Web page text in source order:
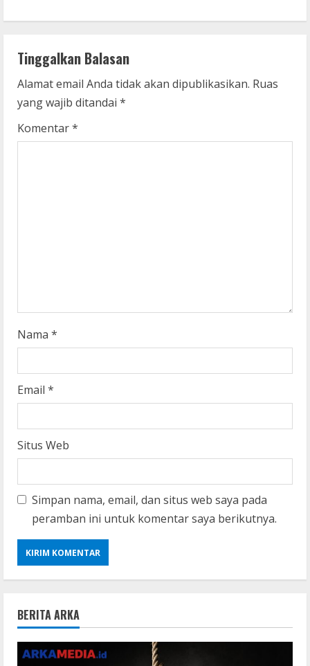
u
e
R
e
Tinggalkan Balasan
Alamat email Anda tidak akan dipublikasikan. Ruas
yang wajib ditandai *
Komentar*
Nama *
Email *
Situs Web
Simpan nama, email, dan situs web saya pada
peramban ini untuk komentar saya berikutnya.
BERITA ARKA